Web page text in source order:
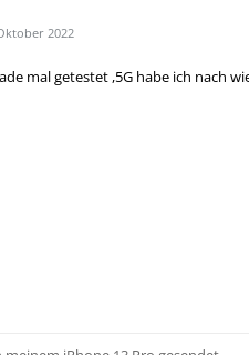
2022
mal getestet ,5G habe ich nach